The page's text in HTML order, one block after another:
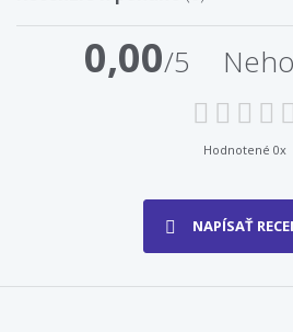
0,00/5
Hodnotené 0x
NAPÍSAŤ